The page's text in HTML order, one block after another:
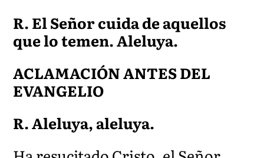
R. El Señor cuida de aquellos
que lo temen. Aleluya.
ACLAMACIÓN ANTES DEL
EVANGELIO
R. Aleluya, aleluya.